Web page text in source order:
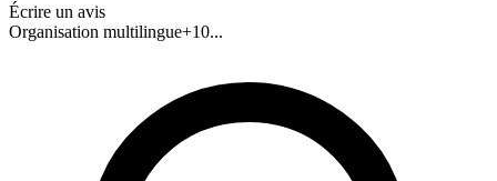
Écrire un avis
Organisation multilingue+10...